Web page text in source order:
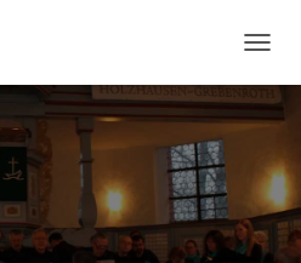
A
V
G
T
I